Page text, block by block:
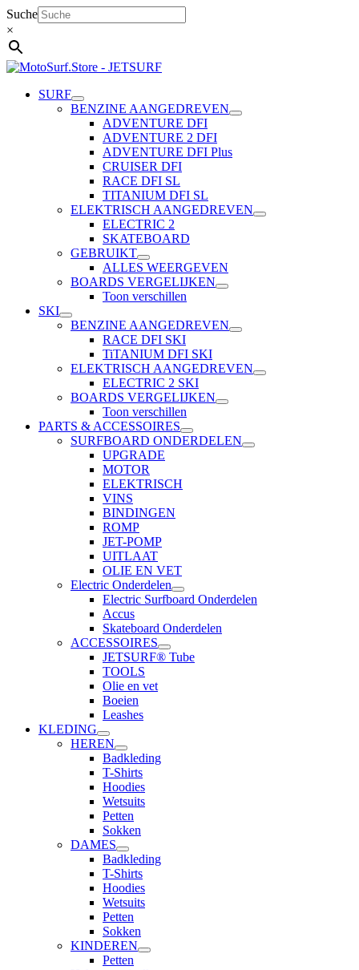
Ga
naar
de
inhoud
Suche
×
SURF
BENZINE AANGEDREVEN
ADVENTURE DFI
ADVENTURE 2 DFI
ADVENTURE DFI Plus
CRUISER DFI
RACE DFI SL
TITANIUM DFI SL
ELEKTRISCH AANGEDREVEN
ELECTRIC 2
SKATEBOARD
GEBRUIKT
ALLES WEERGEVEN
BOARDS VERGELIJKEN
Toon verschillen
SKI
BENZINE AANGEDREVEN
RACE DFI SKI
TiTANIUM DFI SKI
ELEKTRISCH AANGEDREVEN
ELECTRIC 2 SKI
BOARDS VERGELIJKEN
Toon verschillen
PARTS & ACCESSOIRES
SURFBOARD ONDERDELEN
UPGRADE
MOTOR
ELEKTRISCH
VINS
BINDINGEN
ROMP
JET-POMP
UITLAAT
OLIE EN VET
Electric Onderdelen
Electric Surfboard Onderdelen
Accus
Skateboard Onderdelen
ACCESSOIRES
JETSURF® Tube
TOOLS
Olie en vet
Boeien
Leashes
KLEDING
HEREN
Badkleding
T-Shirts
Hoodies
Wetsuits
Petten
Sokken
DAMES
Badkleding
T-Shirts
Hoodies
Wetsuits
Petten
Sokken
KINDEREN
Petten